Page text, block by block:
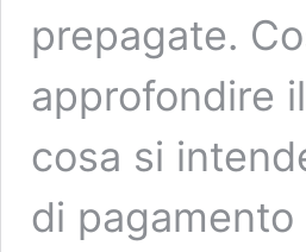
prepagate.
approfondire
cosa si
di